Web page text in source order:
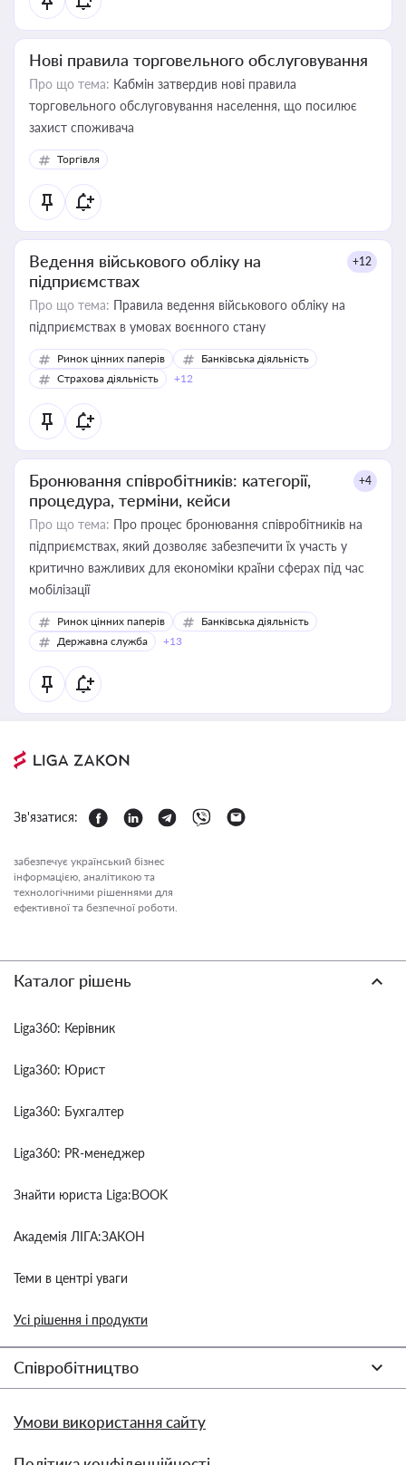
Нові правила торговельного обслуговування
Про що тема: Кабмін затвердив нові правила
торговельного обслуговування населення, що посилює
захист споживача
Торгівля
Ведення військового обліку на
підприємствах
+12
Про що тема: Правила ведення військового обліку на
підприємствах в умовах воєнного стану
Ринок цінних паперів
Банківська діяльність
Страхова діяльність
+12
Бронювання співробітників: категорії,
процедура, терміни, кейси
+4
Про що тема: Про процес бронювання співробітників на
підприємствах, який дозволяє забезпечити їх участь у
критично важливих для економіки країни сферах під час
мобілізації
Ринок цінних паперів
Банківська діяльність
Державна служба
+13
Зв'язатися:
забезпечує український бізнес
інформацією, аналітикою та
технологічними рішеннями для
ефективної та безпечної роботи.
Каталог рішень
Liga360: Керівник
Liga360: Юрист
Liga360: Бухгалтер
Liga360: PR-менеджер
Знайти юриста Liga:BOOK
Академія ЛІГА:ЗАКОН
Теми в центрі уваги
Усі рішення і продукти
Співробітництво
Умови використання сайту